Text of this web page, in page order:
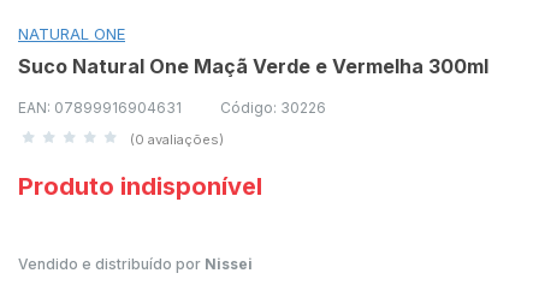
NATURAL ONE
Suco Natural One Maçã Verde e Vermelha 300ml
EAN: 07899916904631 Código: 30226
(0 avaliações)
Produto indisponível
Vendido e distribuído por Nissei